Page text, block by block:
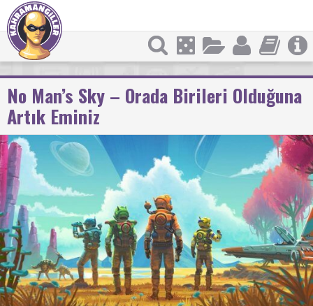
No Man’s Sky – Orada Birileri Olduğuna
Artık Eminiz